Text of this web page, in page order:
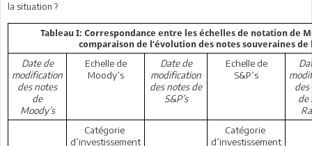
la situation ?
Tableau I: Correspondance entre les échelles de notation de
comparaison de l’évolution des notes souveraines de
Date de
modification
des notes
de
Moody’s
Echelle de
Moody’s
Date de
modification
des notes de
S&P’s
Echelle de
S&P’s
des
de
Catégorie
d’investissement
Catégorie
d’investissement